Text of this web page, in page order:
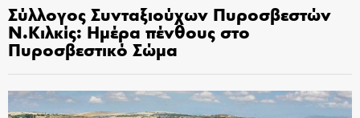
Σύλλογος Συνταξιούχων Πυροσβεστών
Ν.Κιλκίς: Ημέρα πένθους στο
Πυροσβεστικό Σώμα